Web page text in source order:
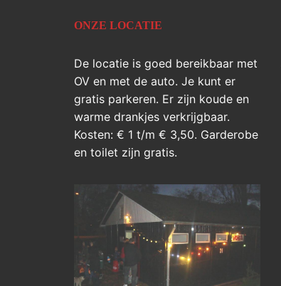
ONZE LOCATIE
De locatie is goed bereikbaar met
OV en met de auto. Je kunt er
gratis parkeren. Er zijn koude en
warme drankjes verkrijgbaar.
Kosten: € 1 t/m € 3,50. Garderobe
en toilet zijn gratis.